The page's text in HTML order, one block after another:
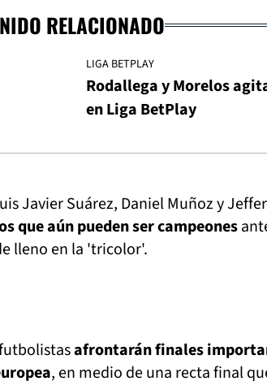
RELACIONADO
LIGA BETPLAY
Rodallega y Morelos
en Liga BetPlay
Javier Suárez, Daniel Muñoz y
que aún pueden ser campeones
lleno en la 'tricolor'.
afrontarán finales
, en medio de una recta final